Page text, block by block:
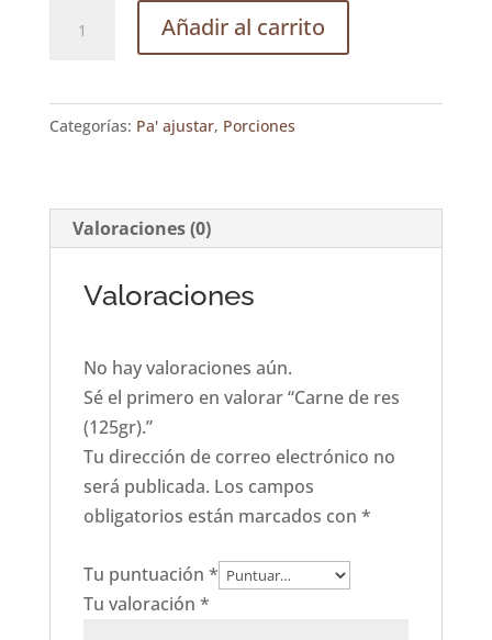
(125gr).
cantidad
Añadir al carrito
Categorías: Pa' ajustar, Porciones
Valoraciones (0)
Valoraciones
No hay valoraciones aún.
Sé el primero en valorar “Carne de res
(125gr).”
Tu dirección de correo electrónico no
será publicada. Los campos
obligatorios están marcados con *
Tu puntuación *
Tu valoración *